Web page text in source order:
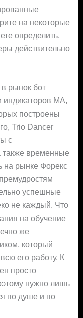
на некоторые
определить,
действительно
рынок бот
индикаторов МА,
построены
Trio Dancer
с
также временные
на рынке Форекс
успешные
не каждый. Что
на обучение
же
который
его работу. К
просто
нужно лишь
по душе и по